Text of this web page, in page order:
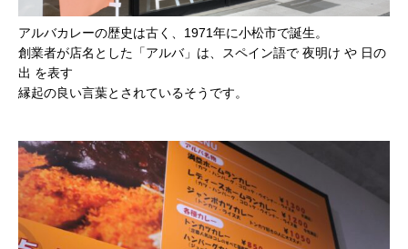
アルバカレーの歴史は古く、1971年に小松市で誕生。
創業者が店名とした「アルバ」は、スペイン語で 夜明け や 日の
出 を表す
縁起の良い言葉とされているそうです。